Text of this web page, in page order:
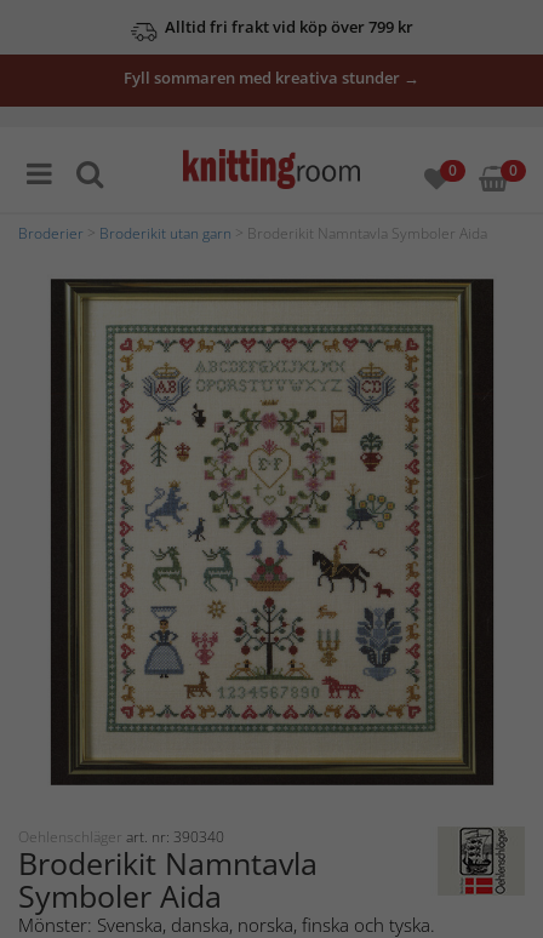
Alltid fri frakt vid köp över 799 kr
Fyll sommaren med kreativa stunder →
0 0
Broderier Broderikit utan garn > Broderikit Namntavla Symboler Aida
Oehlenschläger art. nr: 390340
Broderikit Namntavla
Symboler Aida
Mönster: Svenska, danska, norska, finska och tyska.